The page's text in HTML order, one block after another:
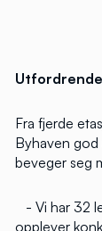
Fra fjerde
Byhaven
beveger seg
- Vi har 32
opplever